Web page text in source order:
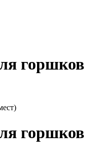
горшков
горшков